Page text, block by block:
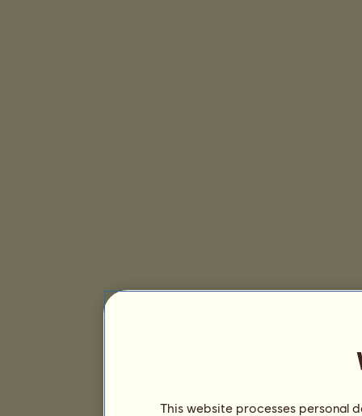
This website processes personal